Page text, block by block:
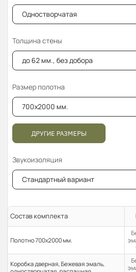
Одностворчатая
Толщина стены
до 62 мм., без добора
Размер полотна
700x2000 мм.
ДРУГИЕ РАЗМЕРЫ
Звукоизоляция
Стандартный вариант
Состав комплекта
Полотно 700x2000 мм.
Коробка дверная, Бежевая эмаль,